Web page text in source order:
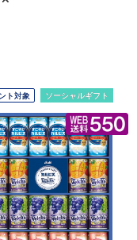
ト対象 ソーシャルギフト